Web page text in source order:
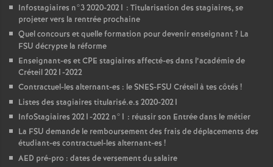
Infostagiaires n°3 2020-2021 : Titularisation des stagiaires, se
projeter vers la rentrée prochaine
Quel concours et quelle formation pour devenir enseignant? La
FSU décrypte la réforme
Enseignant-es etCPE stagiaires affecté-es dans l’académie de
Créteil 2021-2022
Contractuel-les alternant-es : leSNES-FSU Créteil à tes côtés !
Listes des stagiaires titularisé.e.s 2020-2021
InfoStagiaires 2021-2022 n°1 : réussir son Entrée dans le métier
La FSU demande le remboursement des frais de déplacements des
étudiant-es contractuel-les alternant-es !
AED pré-pro : dates de versement du salaire